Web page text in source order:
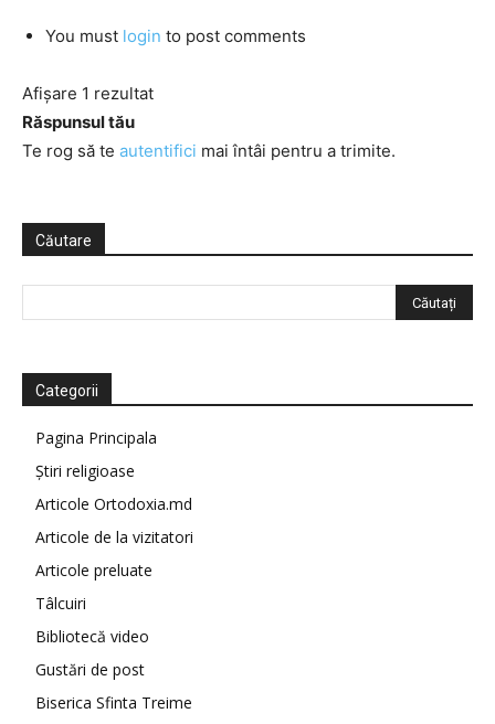
You must login to post comments
Afișare 1 rezultat
Răspunsul tău
Te rog să te autentifici mai întâi pentru a trimite.
Căutare
Categorii
Pagina Principala
Știri religioase
Articole Ortodoxia.md
Articole de la vizitatori
Articole preluate
Tâlcuiri
Bibliotecă video
Gustări de post
Biserica Sfinta Treime